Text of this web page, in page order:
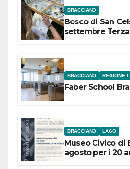
BRACCIANO
Bosco di San
settembre
BRACCIANO REGIONE
Faber School
BRACCIANO LAGO
Museo Civico di
agosto per i 20